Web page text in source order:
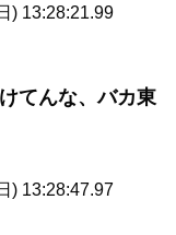
) 13:28:21.99
てんな、バカ東
) 13:28:47.97